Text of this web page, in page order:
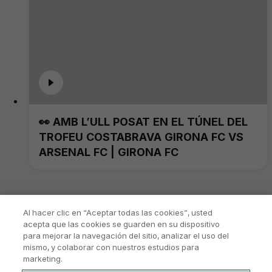
👀 AMB L’ULL POSAT EN EL TÚNEL DEL
TROFEU COSTABRAVA GIRONA FC VS
ARSENAL FC | GIRONA FC
Al hacer clic en “Aceptar todas las cookies”, usted
acepta que las cookies se guarden en su dispositivo
para mejorar la navegación del sitio, analizar el uso del
mismo, y colaborar con nuestros estudios para
marketing.